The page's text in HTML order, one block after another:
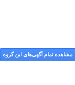
مشاهده تمام آگهی‌های این گروه